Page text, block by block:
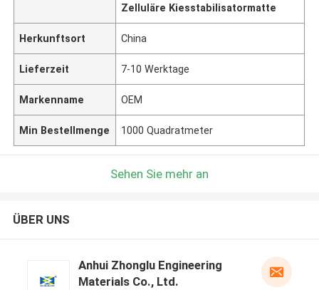
Zelluläre Kiesstabilisatormatte
Herkunftsort China
Lieferzeit 7-10 Werktage
Markenname OEM
Min Bestellmenge 1000 Quadratmeter
Sehen Sie mehr an
ÜBER UNS
Anhui Zhonglu Engineering
Materials Co., Ltd.